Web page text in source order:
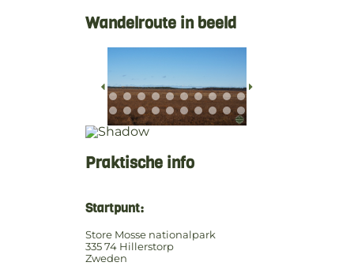
Wandelroute in beeld
Praktische info
Startpunt:
Store Mosse nationalpark
335 74 Hillerstorp
Zweden